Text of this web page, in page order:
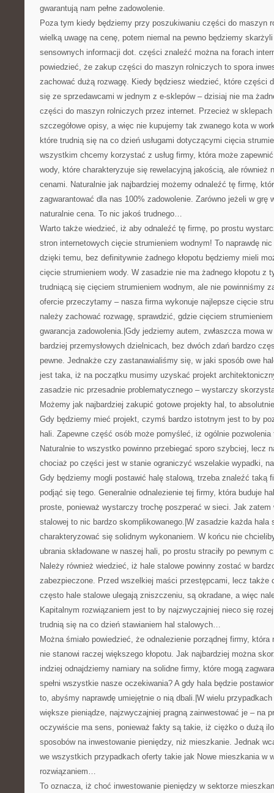
gwarantują nam pełne zadowolenie.
Poza tym kiedy będziemy przy poszukiwaniu części do maszyn
wielką uwagę na cenę, potem niemal na pewno będziemy
sensownych informacji dot. części znaleźć można na forach
powiedzieć, że zakup części do maszyn rolniczych to spora
zachować dużą rozwagę. Kiedy będziesz wiedzieć, które części
się ze sprzedawcami w jednym z e-sklepów – dzisiaj nie ma
części do maszyn rolniczych przez internet. Przecież w
szczegółowe opisy, a więc nie kupujemy tak zwanego kota w
które trudnią się na co dzień usługami dotyczącymi cięcia
wszystkim chcemy korzystać z usług firmy, która może
wody, które charakteryzuje się rewelacyjną jakością, ale również
cenami. Naturalnie jak najbardziej możemy odnaleźć tę firmę,
zagwarantować dla nas 100% zadowolenie. Zarówno jeżeli w grę
naturalnie cena. To nic jakoś trudnego…
Warto także wiedzieć, iż aby odnaleźć tę firmę, po prostu
stron internetowych cięcie strumieniem wodnym! To naprawdę nic
dzięki temu, bez definitywnie żadnego kłopotu będziemy mieli
cięcie strumieniem wody. W zasadzie nie ma żadnego kłopotu z
trudniącą się cięciem strumieniem wodnym, ale nie powinniśmy
ofercie przeczytamy – nasza firma wykonuje najlepsze cięcie
należy zachować rozwagę, sprawdzić, gdzie cięciem
gwarancja zadowolenia.|Gdy jedziemy autem, zwłaszcza mowa
bardziej przemysłowych dzielnicach, bez dwóch zdań bardzo
pewne. Jednakże czy zastanawialiśmy się, w jaki sposób owe
jest taka, iż na początku musimy uzyskać projekt
zasadzie nic przesadnie problematycznego – wystarczy
Możemy jak najbardziej zakupić gotowe projekty hal, to
Gdy będziemy mieć projekt, czymś bardzo istotnym jest to by
hali. Zapewne część osób może pomyśleć, iż ogólnie
Naturalnie to wszystko powinno przebiegać sporo szybciej, lecz
chociaż po części jest w stanie ograniczyć wszelakie wypadki,
Gdy będziemy mogli postawić halę stalową, trzeba znaleźć taką
podjąć się tego. Generalnie odnalezienie tej firmy, która buduje
proste, ponieważ wystarczy trochę poszperać w sieci. Jak zatem
stalowej to nic bardzo skomplikowanego.|W zasadzie każda hala
charakteryzować się solidnym wykonaniem. W końcu nie
ubrania składowane w naszej hali, po prostu straciły po pewnym
Należy również wiedzieć, iż hale stalowe powinny zostać w
zabezpieczone. Przed wszelkiej maści przestępcami, lecz także
często hale stalowe ulegają zniszczeniu, są okradane, a więc
Kapitalnym rozwiązaniem jest to by najzwyczajniej nieco się
trudnią się na co dzień stawianiem hal stalowych…
Można śmiało powiedzieć, że odnalezienie porządnej firmy,
nie stanowi raczej większego kłopotu. Jak najbardziej można
indziej odnajdziemy namiary na solidne firmy, które mogą
spełni wszystkie nasze oczekiwania? A gdy hala będzie
to, abyśmy naprawdę umiejętnie o nią dbali.|W wielu
większe pieniądze, najzwyczajniej pragną zainwestować je – na
oczywiście ma sens, ponieważ fakty są takie, iż ciężko o dużą
sposobów na inwestowanie pieniędzy, niż mieszkanie. Jednak
we wszystkich przypadkach oferty takie jak Nowe mieszkania w
rozwiązaniem…
To oznacza, iż choć inwestowanie pieniędzy w sektorze